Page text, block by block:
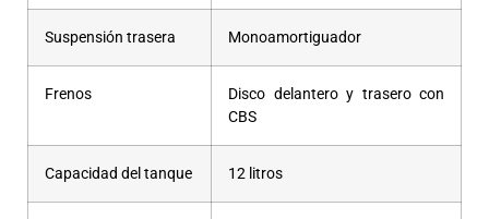
Suspensión trasera Monoamortiguador
Frenos
Disco delantero y trasero con
CBS
Capacidad del tanque 12 litros